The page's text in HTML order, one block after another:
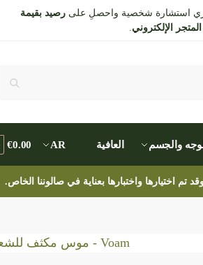
استشارة شخصية واحصلِ علىرصيد بقيمة
.
والجسم العافية AR
€0.00